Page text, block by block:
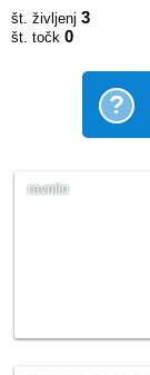
št. življenj 3
št. točk 0
?
ravnilo